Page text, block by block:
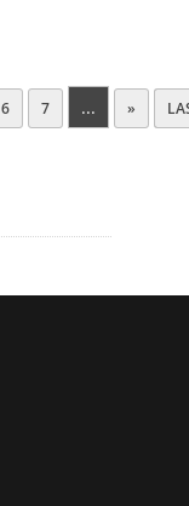
6 7 ... »